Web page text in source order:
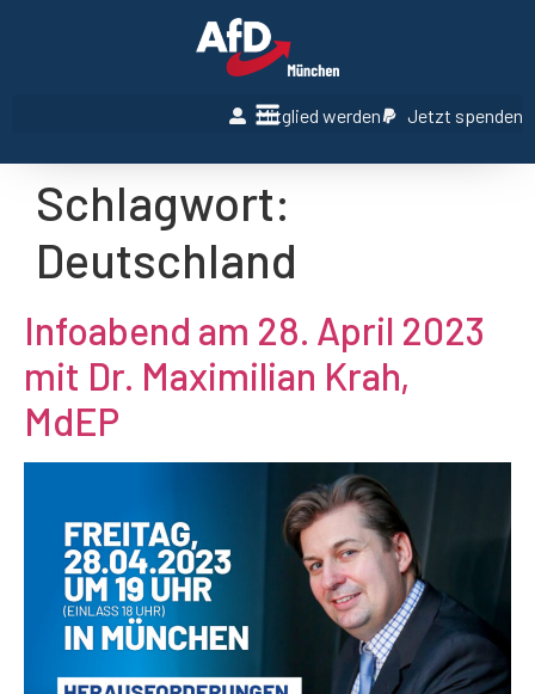
Mitglied werden Jetzt spenden
Schlagwort:
Deutschland
Infoabend am 28. April 2023
mit Dr. Maximilian Krah,
MdEP